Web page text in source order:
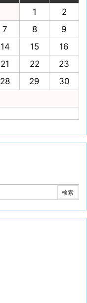
1
2
7 8
9
14 15
16
21 22
23
28 29
30